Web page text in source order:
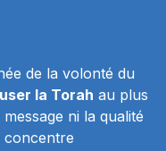
de la volonté du
la Torah au plus
ni la qualité
concentre